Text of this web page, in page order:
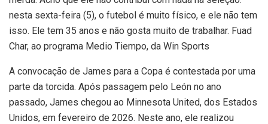
nesta sexta-feira (5), o futebol é muito físico, e ele não tem
isso. Ele tem 35 anos e não gosta muito de trabalhar. Fuad
Char, ao programa Medio Tiempo, da Win Sports
A convocação de James para a Copa é contestada por uma
parte da torcida. Após passagem pelo León no ano
passado, James chegou ao Minnesota United, dos Estados
Unidos, em fevereiro de 2026. Neste ano, ele realizou